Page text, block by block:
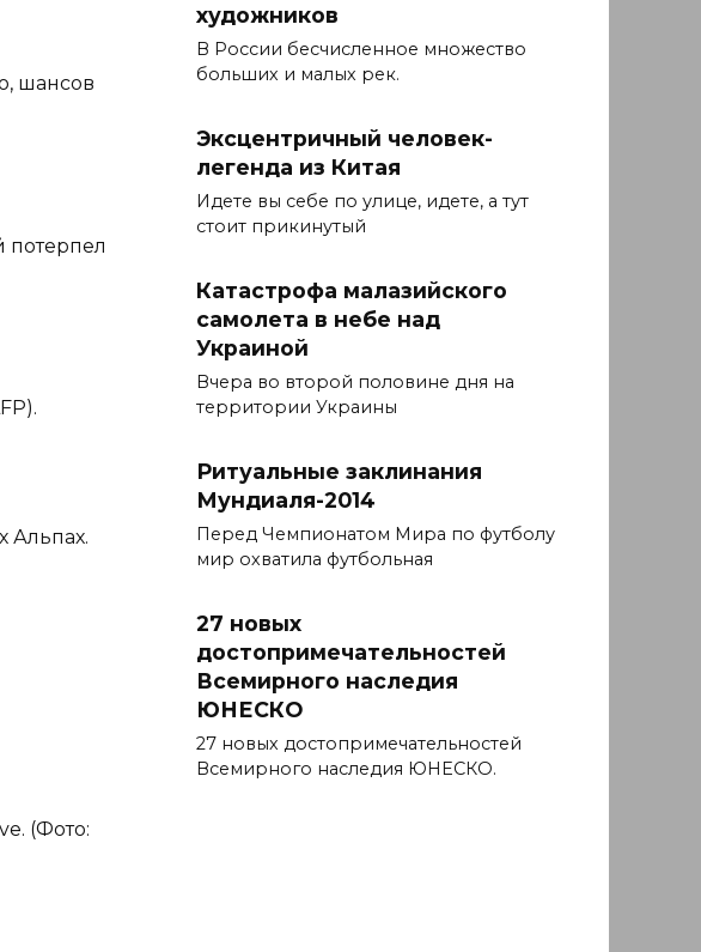
шансов
потерпел
Альпах.
(Фото:
художников
В России бесчисленное множество
больших и малых рек.
Эксцентричный человек-
легенда из Китая
Идете вы себе по улице, идете, а тут
стоит прикинутый
Катастрофа малазийского
самолета в небе над
Украиной
Вчера во второй половине дня на
территории Украины
Ритуальные заклинания
Мундиаля-2014
Перед Чемпионатом Мира по футболу
мир охватила футбольная
27 новых
достопримечательностей
Всемирного наследия
ЮНЕСКО
27 новых достопримечательностей
Всемирного наследия ЮНЕСКО.